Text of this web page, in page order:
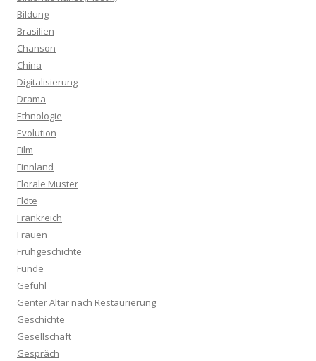
Bildung
Brasilien
Chanson
China
Digitalisierung
Drama
Ethnologie
Evolution
Film
Finnland
Florale Muster
Flöte
Frankreich
Frauen
Frühgeschichte
Funde
Gefühl
Genter Altar nach Restaurierung
Geschichte
Gesellschaft
Gespräch